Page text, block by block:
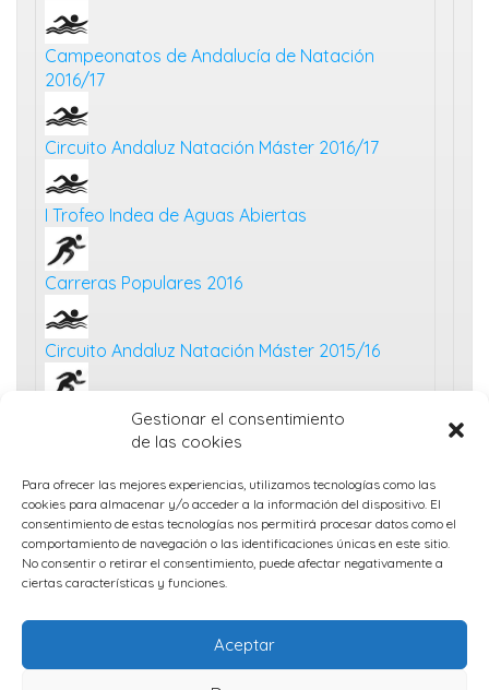
Gestionar el consentimiento
de las cookies
Para ofrecer las mejores experiencias, utilizamos tecnologías como las
cookies para almacenar y/o acceder a la información del dispositivo. El
consentimiento de estas tecnologías nos permitirá procesar datos como el
comportamiento de navegación o las identificaciones únicas en este sitio.
No consentir o retirar el consentimiento, puede afectar negativamente a
ciertas características y funciones.
Aceptar
Campeonatos de Andalucía de Natación
2016/17
Circuito Andaluz Natación Máster 2016/17
I Trofeo Indea de Aguas Abiertas
Carreras Populares 2016
Circuito Andaluz Natación Máster 2015/16
Carreras Populares 2015
Cpto. Andalucía Open Máster (invierno 2015)
Travesías y triatlones 2015
Protección de datos